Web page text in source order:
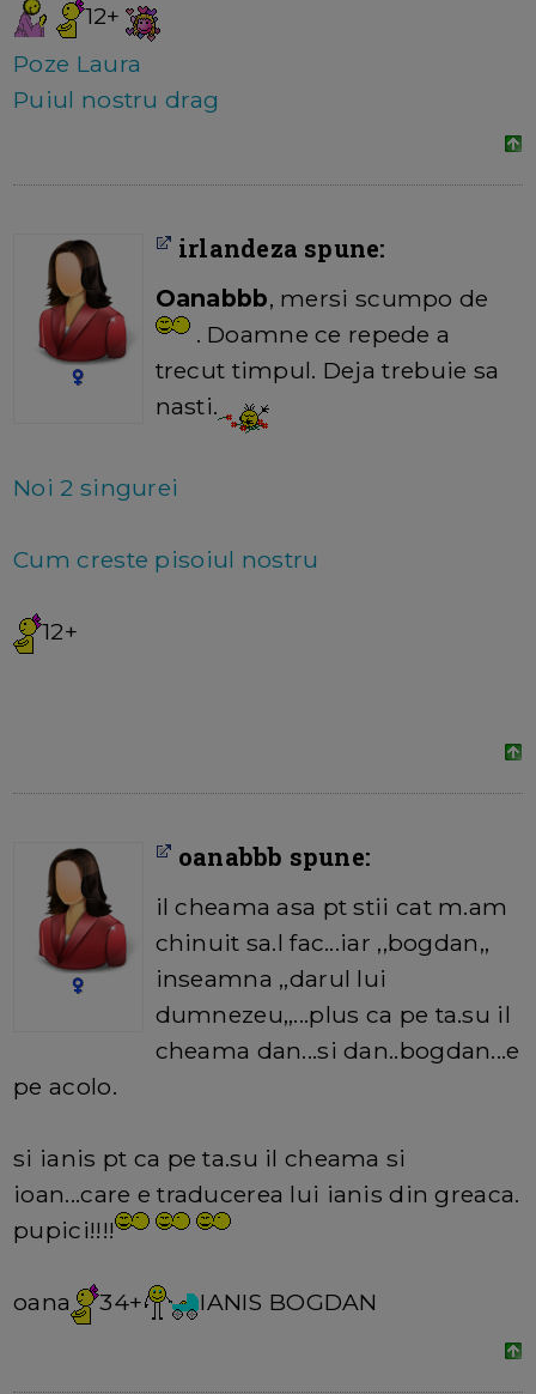
12+
Poze Laura
Puiul nostru drag
irlandeza spune:
Oanabbb, mersi scumpo de
. Doamne ce repede a
trecut timpul. Deja trebuie sa
nasti.
Noi 2 singurei
Cum creste pisoiul nostru
12+
oanabbb spune:
il cheama asa pt stii cat m.am
chinuit sa.l fac...iar ,,bogdan,,
inseamna ,,darul lui
dumnezeu,,...plus ca pe ta.su il
cheama dan...si dan..bogdan...e
pe acolo.
si ianis pt ca pe ta.su il cheama si
ioan...care e traducerea lui ianis din greaca.
pupici!!!!
oana 34+ IANIS BOGDAN